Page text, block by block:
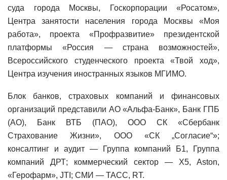
суда города Москвы, Госкорпорации «Росатом»,
Центра занятости населения города Москвы «Моя
работа», проекта «Профразвитие» президентской
платформы «Россия — страна возможностей»,
Всероссийского студенческого проекта «Твой ход»,
Центра изучения иностранных языков МГИМО.
Блок банков, страховых компаний и финансовых
организаций представили АО «Альфа-Банк», Банк ГПБ
(АО), Банк ВТБ (ПАО), ООО СК «Сбербанк
Страхование Жизни», ООО «СК „Согласие“»;
консалтинг и аудит — Группа компаний Б1, Группа
компаний ДРТ; коммерческий сектор — X5, Aston,
«Герофарм», JTI; СМИ — ТАСС, RT.